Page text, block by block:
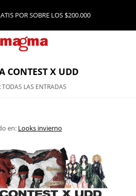
POR SOBRE LOS $200.000
CONTEST X UDD
TODAS LAS ENTRADAS
en: Looks invierno